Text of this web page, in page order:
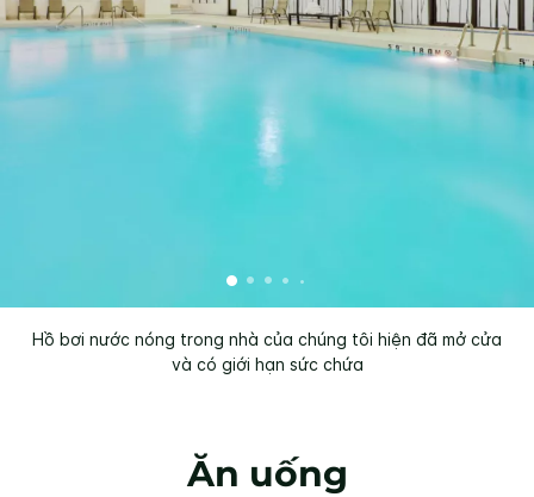
Hồ bơi nước nóng trong nhà của chúng tôi hiện đã mở cửa
và có giới hạn sức chứa
Ăn uống